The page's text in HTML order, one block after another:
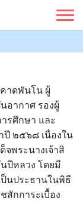
าดพันโน ผู้
อากาศ รองผู้
รศึกษา และ
ปี ๒๕๖๘ เนื่องใน
พระนางเจ้าสิ
ปีหลวง โดยมี
ป็นประธานในพิธี
สักการะเบื้อง